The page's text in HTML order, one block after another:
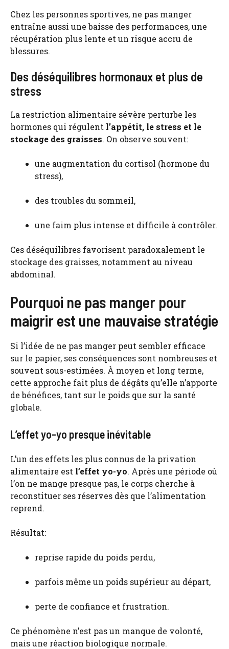
Chez les personnes sportives, ne pas manger
entraîne aussi une baisse des performances, une
récupération plus lente et un risque accru de
blessures.
Des déséquilibres hormonaux et plus de
stress
La restriction alimentaire sévère perturbe les
hormones qui régulent l’appétit, le stress et le
stockage des graisses. On observe souvent:
une augmentation du cortisol (hormone du
stress),
des troubles du sommeil,
une faim plus intense et difficile à contrôler.
Ces déséquilibres favorisent paradoxalement le
stockage des graisses, notamment au niveau
abdominal.
Pourquoi ne pas manger pour
maigrir est une mauvaise stratégie
Si l’idée de ne pas manger peut sembler efficace
sur le papier, ses conséquences sont nombreuses et
souvent sous-estimées. À moyen et long terme,
cette approche fait plus de dégâts qu’elle n’apporte
de bénéfices, tant sur le poids que sur la santé
globale.
L’effet yo-yo presque inévitable
L’un des effets les plus connus de la privation
alimentaire est l’effet yo-yo. Après une période où
l’on ne mange presque pas, le corps cherche à
reconstituer ses réserves dès que l’alimentation
reprend.
Résultat:
reprise rapide du poids perdu,
parfois même un poids supérieur au départ,
perte de confiance et frustration.
Ce phénomène n’est pas un manque de volonté,
mais une réaction biologique normale.